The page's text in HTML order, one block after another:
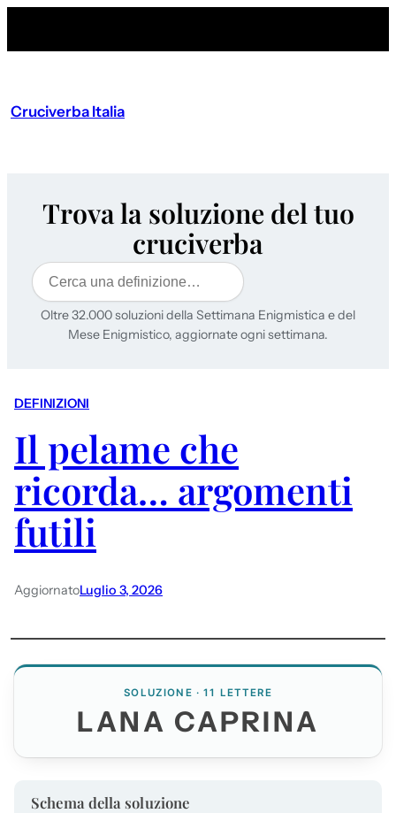
Cruciverba Italia
Trova la soluzione del tuo
cruciverba
Cerca
Oltre 32.000 soluzioni della Settimana Enigmistica e del
Mese Enigmistico, aggiornate ogni settimana.
DEFINIZIONI
Il pelame che
ricorda… argomenti
futili
AggiornatoLuglio 3, 2026
SOLUZIONE · 11 LETTERE
LANA CAPRINA
Schema della soluzione